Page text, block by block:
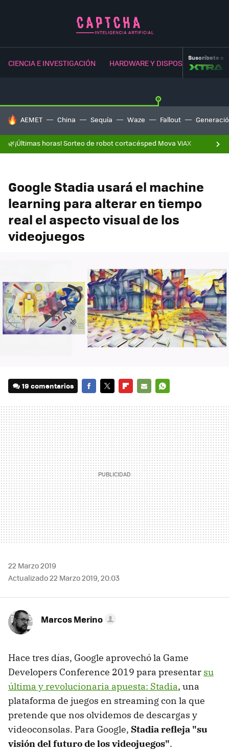
CIENCIA E INVESTIGACIÓN HARDWARE Y DISPOSITIVOSSuscríbete a
HOY SE HABLA DE
AEMET China Sequía Waze Fallout
🌿¡Últimas horas! Sorteo de robot cortacésped Mova ViAX
Google Stadia usará el machine
learning para alterar en tiempo
real el aspecto visual de los
videojuegos
19 comentarios
MAIL
22 Marzo 2019
Actualizado 22 Marzo 2019, 20:03
Marcos Merino
Hace tres días, Google aprovechó la Game
Developers Conference 2019 para presentar su
última y revolucionaria apuesta: Stadia, una
plataforma de juegos en streaming con la que
pretende que nos olvidemos de descargas y
videoconsolas. Para Google, Stadia refleja "su
visión del futuro de los videojuegos".